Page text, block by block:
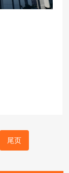
尾页